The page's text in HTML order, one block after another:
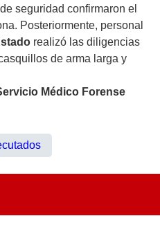
seguridad confirmaron el
Posteriormente, personal
realizó las diligencias
de arma larga y
Médico Forense